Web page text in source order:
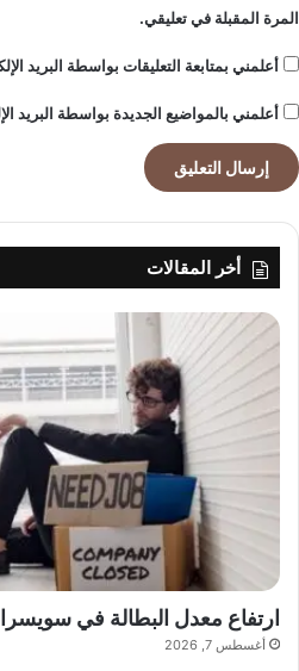
المرة المقبلة في تعليقي.
أعلمني بمتابعة التعليقات بواسطة البريد
أعلمني بالمواضيع الجديدة بواسطة البريد
أخر المقالات
ارتفاع معدل البطالة في
أغسطس 7, 2026